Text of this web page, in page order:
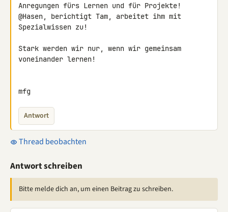
Anregungen fürs Lernen und für Projekte!
@Hasen, berichtigt Tam, arbeitet ihm mit
Spezialwissen zu!
Stark werden wir nur, wenn wir gemeinsam
voneinander lernen!
mfg
Antwort
Thread beobachten
Antwort schreiben
Bitte melde dich an, um einen Beitrag zu schreiben.